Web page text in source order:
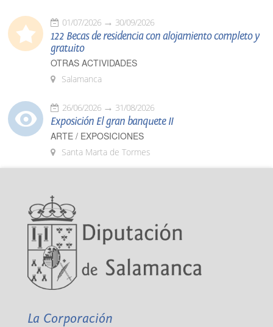
01/07/2026 30/09/2026
122 Becas de residencia con alojamiento completo y
gratuito
OTRAS ACTIVIDADES
Salamanca
26/06/2026 31/08/2026
Exposición El gran banquete II
ARTE / EXPOSICIONES
Santa Marta de Tormes
La Corporación